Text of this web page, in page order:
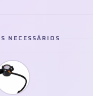
NECESSÁRIOS